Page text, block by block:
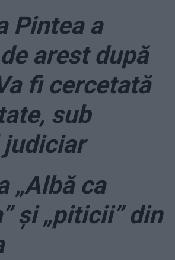
Pintea a
arest după
fi cercetată
sub
„Albă ca
și „piticii” din